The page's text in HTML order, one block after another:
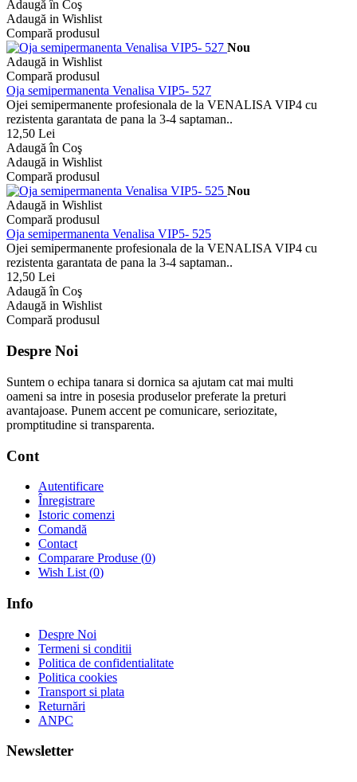
Adaugă în Coş
Adaugă in Wishlist
Compară produsul
Nou
Adaugă in Wishlist
Compară produsul
Oja semipermanenta Venalisa VIP5- 527
Ojei semipermanente profesionala de la VENALISA VIP4 cu
rezistenta garantata de pana la 3-4 saptaman..
12,50 Lei
Adaugă în Coş
Adaugă in Wishlist
Compară produsul
Nou
Adaugă in Wishlist
Compară produsul
Oja semipermanenta Venalisa VIP5- 525
Ojei semipermanente profesionala de la VENALISA VIP4 cu
rezistenta garantata de pana la 3-4 saptaman..
12,50 Lei
Adaugă în Coş
Adaugă in Wishlist
Compară produsul
Despre Noi
Suntem o echipa tanara si dornica sa ajutam cat mai multi
oameni sa intre in posesia produselor preferate la preturi
avantajoase. Punem accent pe comunicare, seriozitate,
promptitudine si transparenta.
Cont
Autentificare
Înregistrare
Istoric comenzi
Comandă
Contact
Comparare Produse (0)
Wish List (0)
Info
Despre Noi
Termeni si conditii
Politica de confidentialitate
Politica cookies
Transport si plata
Returnări
ANPC
Newsletter